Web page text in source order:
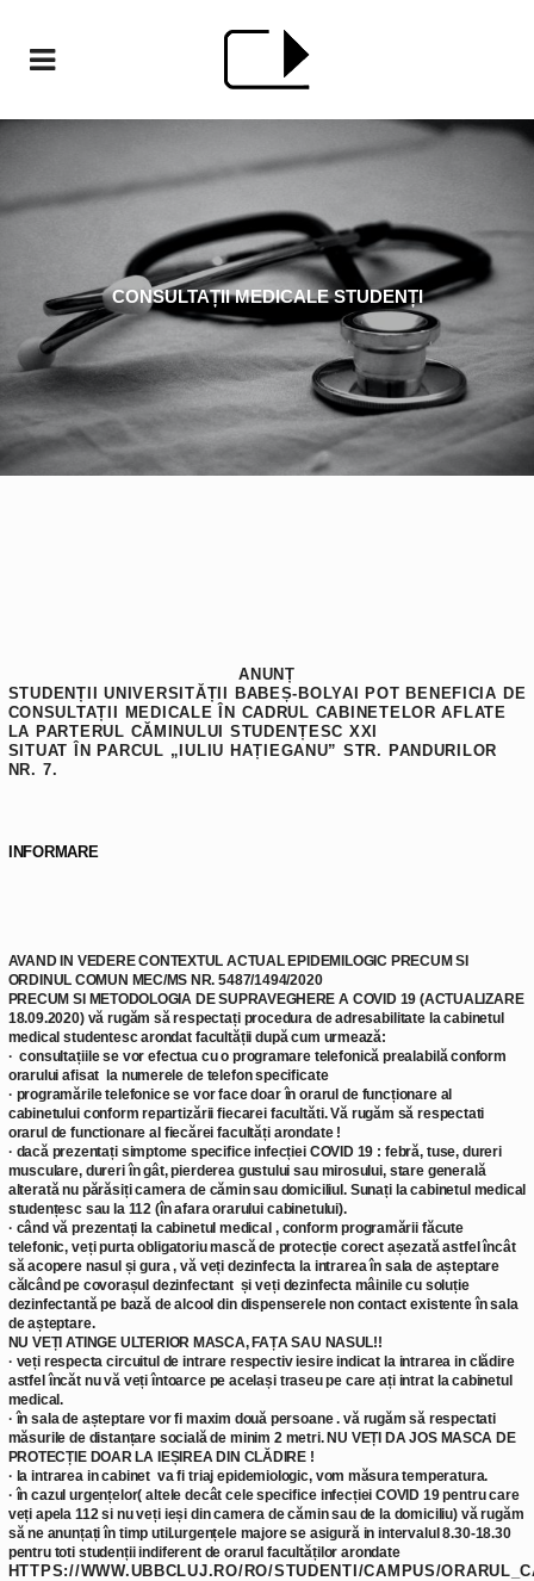
CONSULTAȚII MEDICALE STUDENȚI
ANUNȚ
STUDENȚII UNIVERSITĂȚII BABEȘ-BOLYAI POT BENEFICIA DE
CONSULTAȚII MEDICALE ÎN CADRUL CABINETELOR AFLATE
LA PARTERUL CĂMINULUI STUDENȚESC XXI
SITUAT ÎN PARCUL „IULIU HAȚIEGANU” STR. PANDURILOR
NR. 7.
INFORMARE
AVAND IN VEDERE CONTEXTUL ACTUAL EPIDEMILOGIC PRECUM SI
ORDINUL COMUN MEC/MS NR. 5487/1494/2020
PRECUM SI METODOLOGIA DE SUPRAVEGHERE A COVID 19 (ACTUALIZARE
18.09.2020) vă rugăm să respectați procedura de adresabilitate la cabinetul
medical studentesc arondat facultății după cum urmează:
· consultațiile se vor efectua cu o programare telefonică prealabilă conform
orarului afisat la numerele de telefon specificate
· programările telefonice se vor face doar în orarul de funcționare al
cabinetului conform repartizării fiecarei facultăti. Vă rugăm să respectati
orarul de functionare al fiecărei facultăți arondate !
· dacă prezentați simptome specifice infecției COVID 19 : febră, tuse, dureri
musculare, dureri în gât, pierderea gustului sau mirosului, stare generală
alterată nu părăsiți camera de cămin sau domiciliul. Sunați la cabinetul medical
studențesc sau la 112 (în afara orarului cabinetului).
· când vă prezentați la cabinetul medical , conform programării făcute
telefonic, veți purta obligatoriu mască de protecție corect așezată astfel încât
să acopere nasul și gura , vă veți dezinfecta la intrarea în sala de așteptare
călcând pe covorașul dezinfectant și veți dezinfecta mâinile cu soluție
dezinfectantă pe bază de alcool din dispenserele non contact existente în sala
de așteptare.
NU VEȚI ATINGE ULTERIOR MASCA, FAȚA SAU NASUL!!
· veți respecta circuitul de intrare respectiv iesire indicat la intrarea in clădire
astfel încăt nu vă veți întoarce pe același traseu pe care ați intrat la cabinetul
medical.
·în sala de așteptare vor fi maxim două persoane . vă rugăm să respectati
măsurile de distanțare socială de minim 2 metri. NU VEȚI DA JOS MASCA DE
PROTECȚIE DOAR LA IEȘIREA DIN CLĂDIRE !
· la intrarea in cabinet va fi triaj epidemiologic, vom măsura temperatura.
·în cazul urgențelor( altele decât cele specifice infecției COVID 19 pentru care
veți apela 112 si nu veți ieși din camera de cămin sau de la domiciliu) vă rugăm
să ne anunțați în timp util.urgențele majore se asigură in intervalul 8.30-18.30
pentru toti studenții indiferent de orarul facultăților arondate
HTTPS://WWW.UBBCLUJ.RO/RO/STUDENTI/CAMPUS/